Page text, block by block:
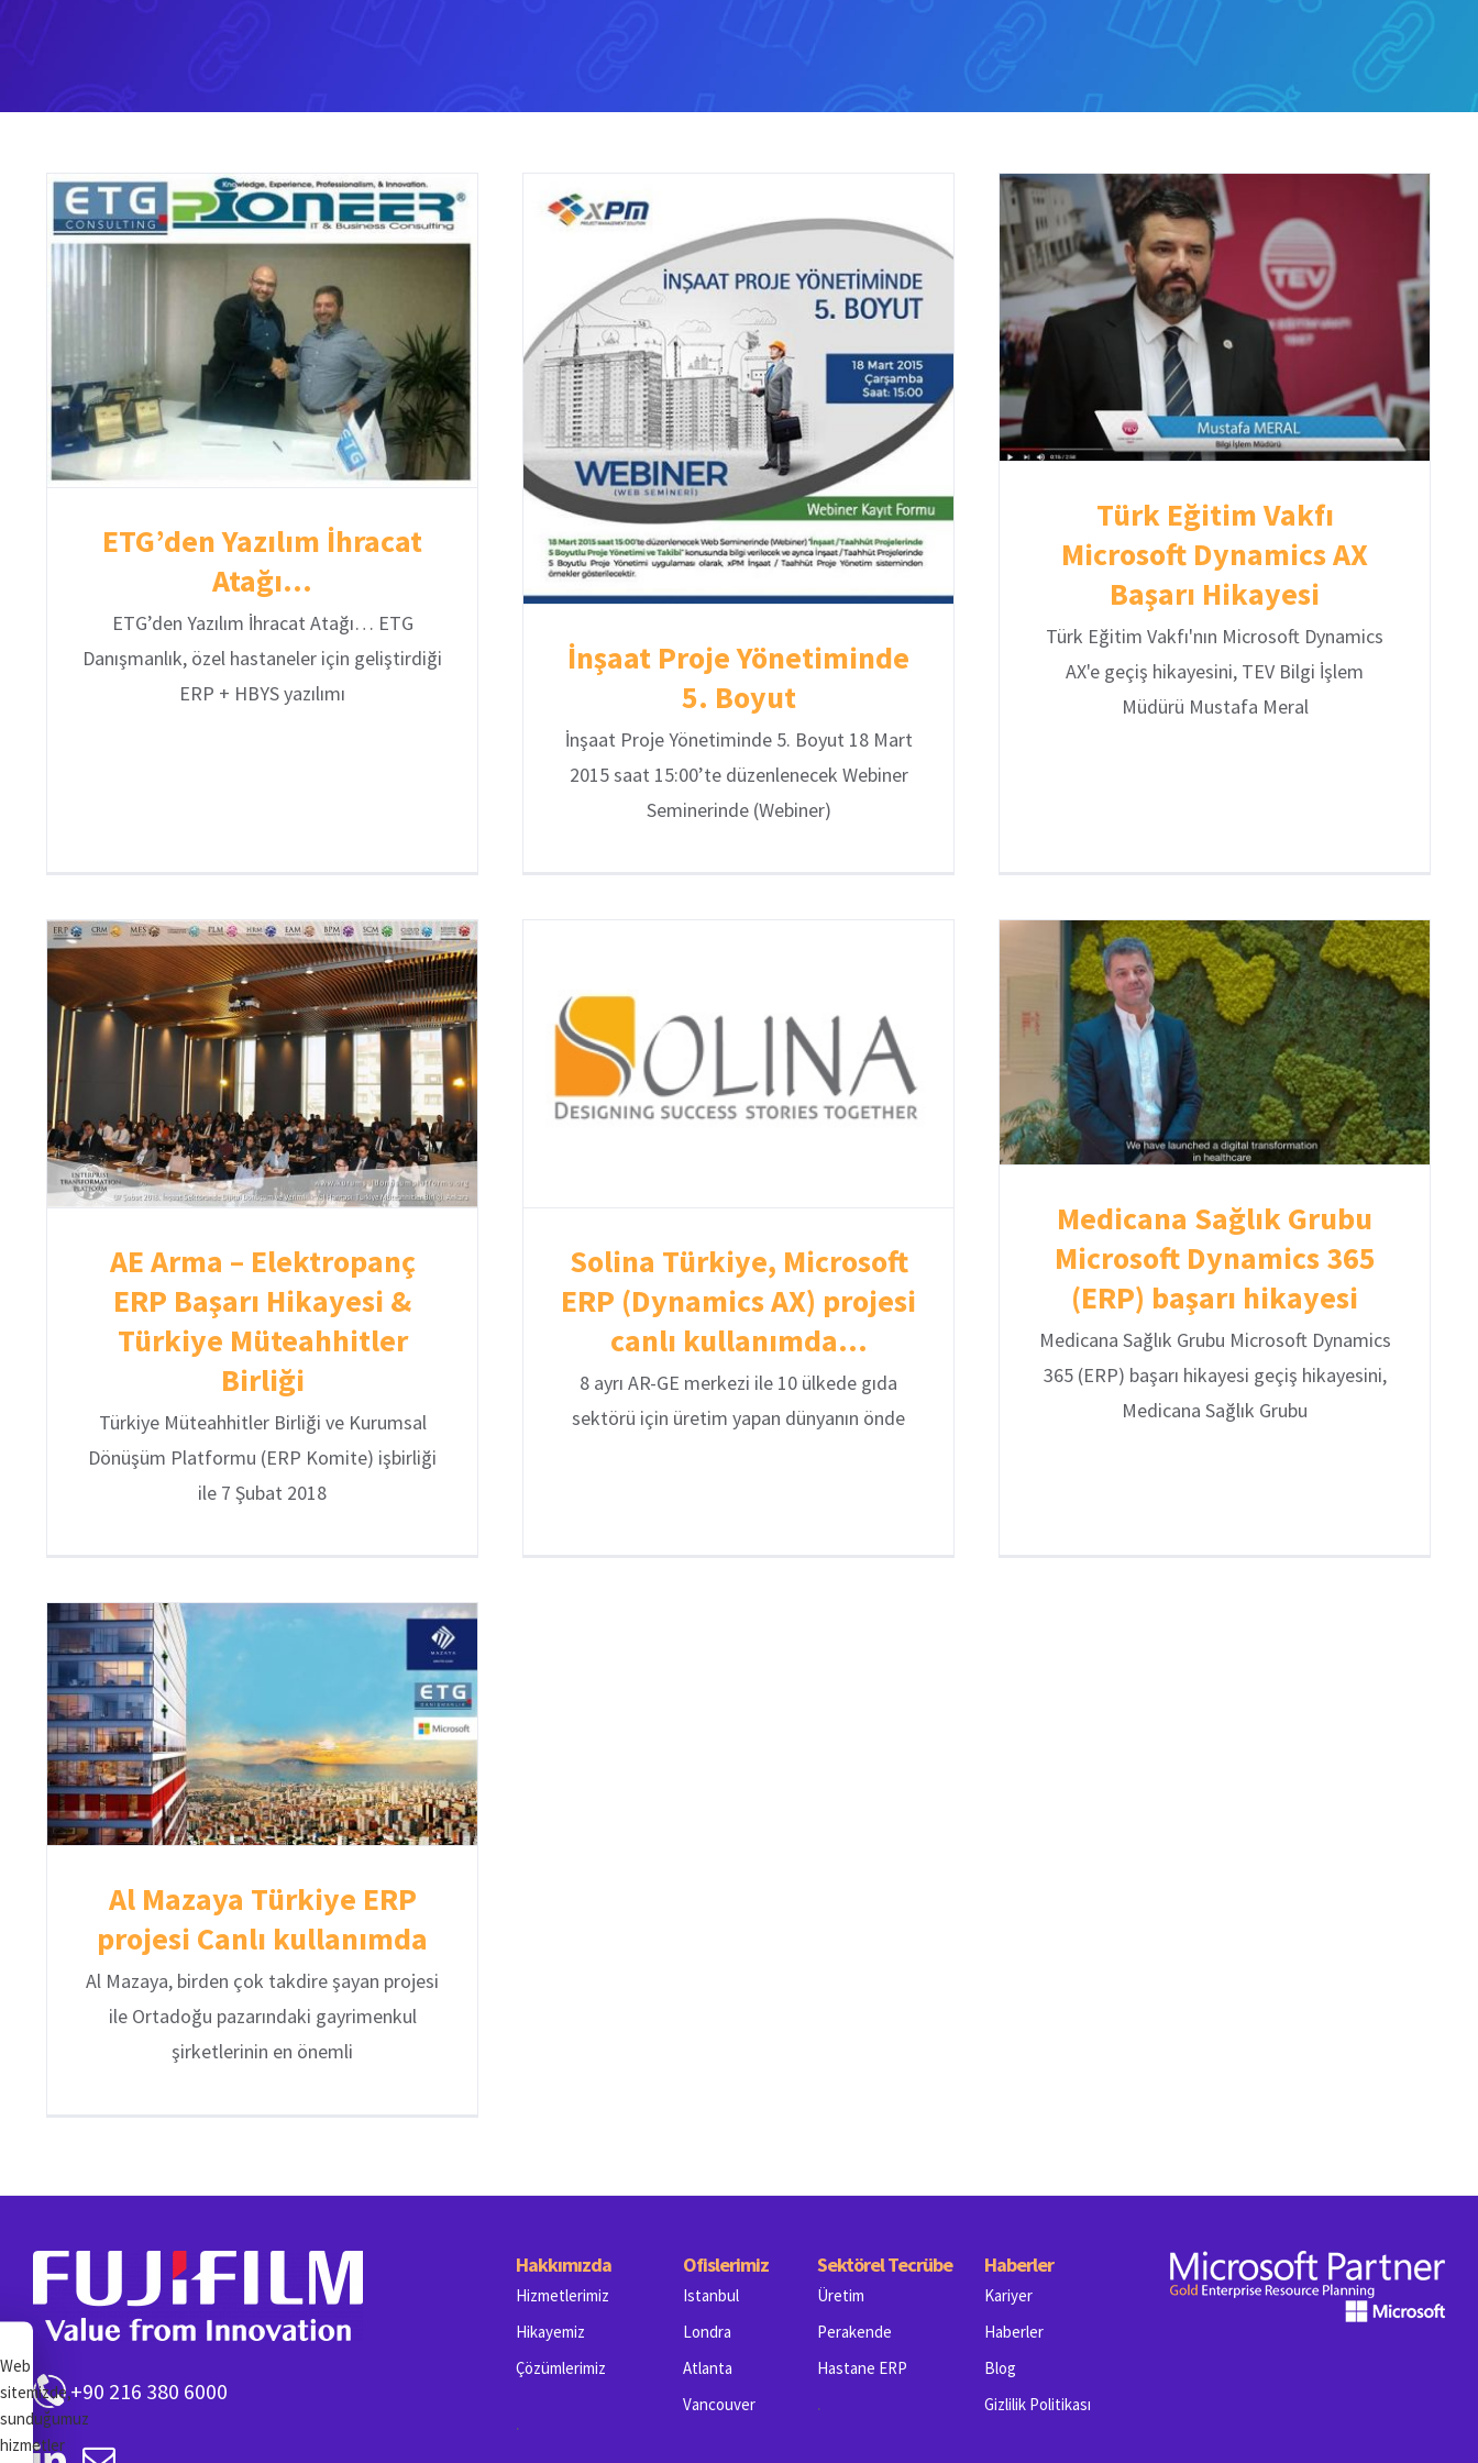
ETG’den Yazılım İhracat
Atağı…
ETG’den Yazılım İhracat Atağı… ETG
Danışmanlık, özel hastaneler için geliştirdiği
ERP + HBYS yazılımı
İnşaat Proje Yönetiminde
5. Boyut
İnşaat Proje Yönetiminde 5. Boyut 18 Mart
2015 saat 15:00’te düzenlenecek Webiner
Seminerinde (Webiner)
Türk Eğitim Vakfı
Microsoft Dynamics AX
Başarı Hikayesi
Türk Eğitim Vakfı'nın Microsoft Dynamics
AX'e geçiş hikayesini, TEV Bilgi İşlem
Müdürü Mustafa Meral
AE Arma – Elektropanç
ERP Başarı Hikayesi &
Türkiye Müteahhitler
Birliği
Türkiye Müteahhitler Birliği ve Kurumsal
Dönüşüm Platformu (ERP Komite) işbirliği
ile 7 Şubat 2018
Solina Türkiye, Microsoft
ERP (Dynamics AX) projesi
canlı kullanımda…
8 ayrı AR-GE merkezi ile 10 ülkede gıda
sektörü için üretim yapan dünyanın önde
Medicana Sağlık Grubu
Microsoft Dynamics 365
(ERP) başarı hikayesi
Medicana Sağlık Grubu Microsoft Dynamics
365 (ERP) başarı hikayesi geçiş hikayesini,
Medicana Sağlık Grubu
Al Mazaya Türkiye ERP
projesi Canlı kullanımda
Al Mazaya, birden çok takdire şayan projesi
ile Ortadoğu pazarındaki gayrimenkul
şirketlerinin en önemli
+90 216 380 6000
Hakkımızda
Hizmetlerimiz
Hikayemiz
Çözümlerimiz
.
Ofislerimiz
Istanbul
Londra
Atlanta
Vancouver
Sektörel Tecrübe
Üretim
Perakende
Hastane ERP
.
Haberler
Kariyer
Haberler
Blog
Gizlilik Politikası
Web
sitemizde,
sunduğumuz
hizmetler